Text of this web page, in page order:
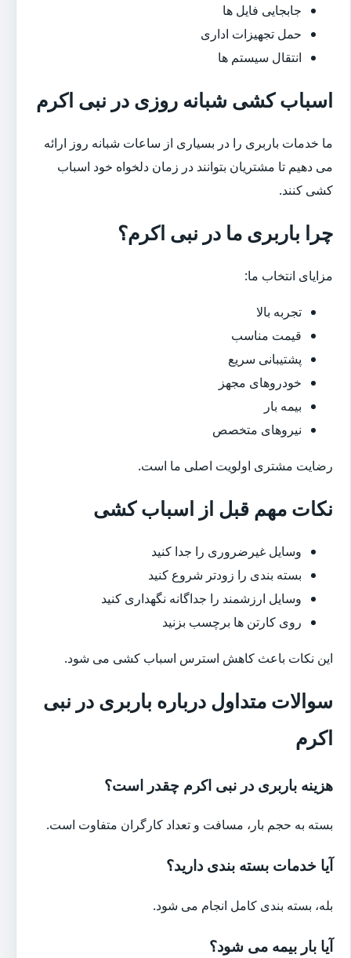
جابجایی فایل ها
حمل تجهیزات اداری
انتقال سیستم ها
اسباب کشی شبانه روزی در نبی اکرم
ما خدمات باربری را در بسیاری از ساعات شبانه روز ارائه
می دهیم تا مشتریان بتوانند در زمان دلخواه خود اسباب
کشی کنند.
چرا باربری ما در نبی اکرم؟
مزایای انتخاب ما:
تجربه بالا
قیمت مناسب
پشتیبانی سریع
خودروهای مجهز
بیمه بار
نیروهای متخصص
رضایت مشتری اولویت اصلی ما است.
نکات مهم قبل از اسباب کشی
وسایل غیرضروری را جدا کنید
بسته بندی را زودتر شروع کنید
وسایل ارزشمند را جداگانه نگهداری کنید
روی کارتن ها برچسب بزنید
این نکات باعث کاهش استرس اسباب کشی می شود.
سوالات متداول درباره باربری در نبی
اکرم
هزینه باربری در نبی اکرم چقدر است؟
بسته به حجم بار، مسافت و تعداد کارگران متفاوت است.
آیا خدمات بسته بندی دارید؟
بله، بسته بندی کامل انجام می شود.
آیا بار بیمه می شود؟